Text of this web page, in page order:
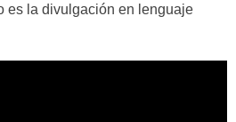
es la divulgación en lenguaje